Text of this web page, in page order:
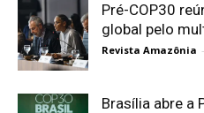
Pré-COP30
global pelo
Revista Amazônia -
Brasília abre a